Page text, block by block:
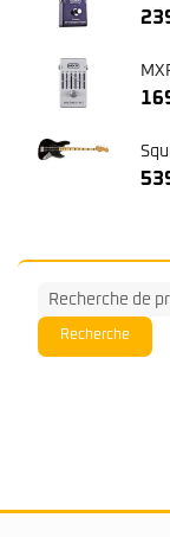
Recherche
pour :
Recherche